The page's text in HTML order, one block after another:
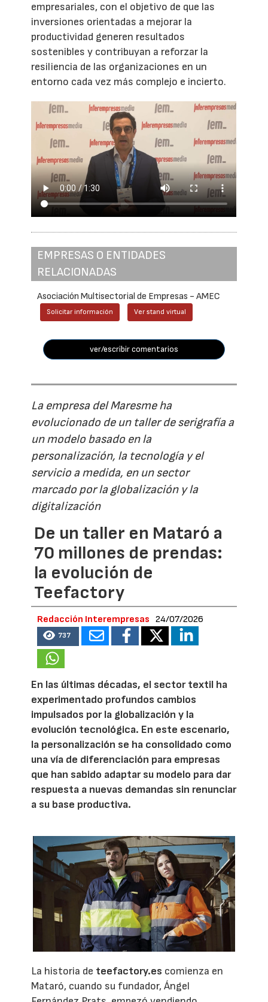
empresariales, con el objetivo de que las
inversiones orientadas a mejorar la
productividad generen resultados
sostenibles y contribuyan a reforzar la
resiliencia de las organizaciones en un
entorno cada vez más complejo e incierto.
EMPRESAS O ENTIDADES
RELACIONADAS
Asociación Multisectorial de Empresas - AMEC
Solicitar información Ver stand virtual
ver/escribir comentarios
La empresa del Maresme ha
evolucionado de un taller de serigrafía a
un modelo basado en la
personalización, la tecnología y el
servicio a medida, en un sector
marcado por la globalización y la
digitalización
De un taller en Mataró a
70 millones de prendas:
la evolución de
Teefactory
Redacción Interempresas 24/07/2026
737
En las últimas décadas, el sector textil ha
experimentado profundos cambios
impulsados por la globalización y la
evolución tecnológica. En este escenario,
la personalización se ha consolidado como
una vía de diferenciación para empresas
que han sabido adaptar su modelo para dar
respuesta a nuevas demandas sin renunciar
a su base productiva.
La historia de teefactory.es comienza en
Mataró, cuando su fundador, Ángel